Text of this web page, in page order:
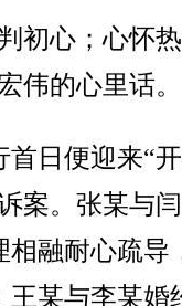
心；心怀
伟的心里话。
日便迎来“
案。张某与
相融耐心疏导
王某与李某婚